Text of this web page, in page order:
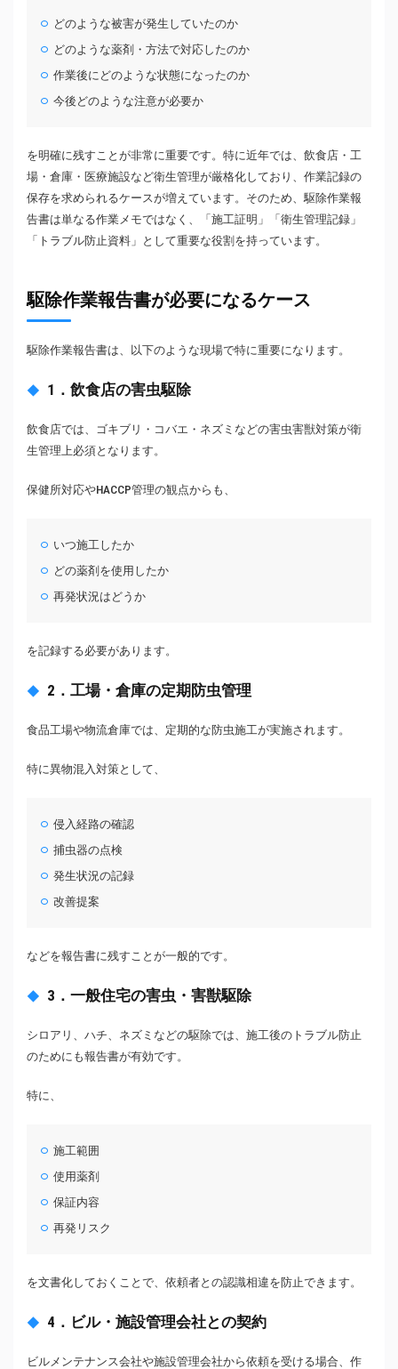
どのような被害が発生していたのか
どのような薬剤・方法で対応したのか
作業後にどのような状態になったのか
今後どのような注意が必要か
を明確に残すことが非常に重要です。特に近年では、飲食店・工
場・倉庫・医療施設など衛生管理が厳格化しており、作業記録の
保存を求められるケースが増えています。そのため、駆除作業報
告書は単なる作業メモではなく、「施工証明」「衛生管理記録」
「トラブル防止資料」として重要な役割を持っています。
駆除作業報告書が必要になるケース
駆除作業報告書は、以下のような現場で特に重要になります。
1．飲食店の害虫駆除
飲食店では、ゴキブリ・コバエ・ネズミなどの害虫害獣対策が衛
生管理上必須となります。
保健所対応やHACCP管理の観点からも、
いつ施工したか
どの薬剤を使用したか
再発状況はどうか
を記録する必要があります。
2．工場・倉庫の定期防虫管理
食品工場や物流倉庫では、定期的な防虫施工が実施されます。
特に異物混入対策として、
侵入経路の確認
捕虫器の点検
発生状況の記録
改善提案
などを報告書に残すことが一般的です。
3．一般住宅の害虫・害獣駆除
シロアリ、ハチ、ネズミなどの駆除では、施工後のトラブル防止
のためにも報告書が有効です。
特に、
施工範囲
使用薬剤
保証内容
再発リスク
を文書化しておくことで、依頼者との認識相違を防止できます。
4．ビル・施設管理会社との契約
ビルメンテナンス会社や施設管理会社から依頼を受ける場合、作